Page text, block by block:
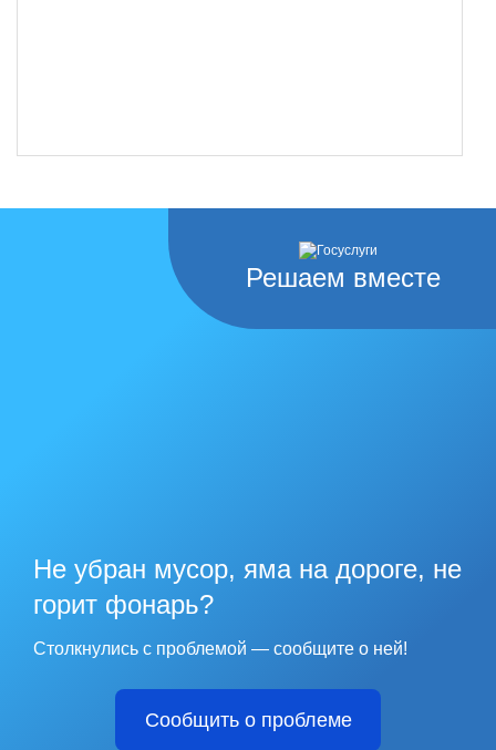
Решаем вместе
Не убран мусор, яма на дороге, не
горит фонарь?
Столкнулись с проблемой — сообщите о ней!
Сообщить о проблеме